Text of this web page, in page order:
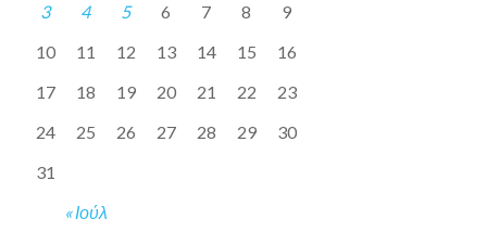
« Ιούλ
3
4 5 6 7 8
9
10
11 12 13 14 15
16
17
18 19 20 21 22
23
24
25 26 27 28 29
30
31